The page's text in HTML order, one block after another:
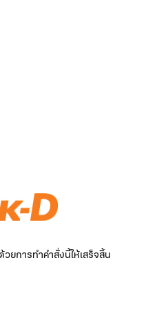
ยการทำคำสั่งนี้ให้เสร็จสิ้น